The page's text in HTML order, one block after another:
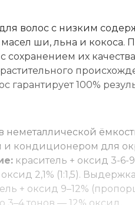
волос с низким
ши, льна и кокоса.
сохранением их
100%
кондиционером для
краситель + оксид 3-
2,1% (1:1,5).
+ оксид 9–12%